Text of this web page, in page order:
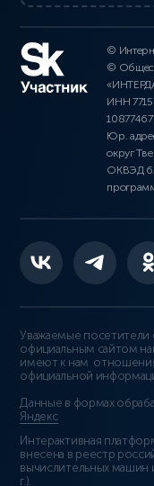
©
©
ИНН
Юр.
округ
ОКВЭД
Уважаемые посетители
официальным сайтом
имеют к нам
официальной
Данные в формах
Яндекс
Интерактивная
внесена в реестр
вычислительных машин
г.).